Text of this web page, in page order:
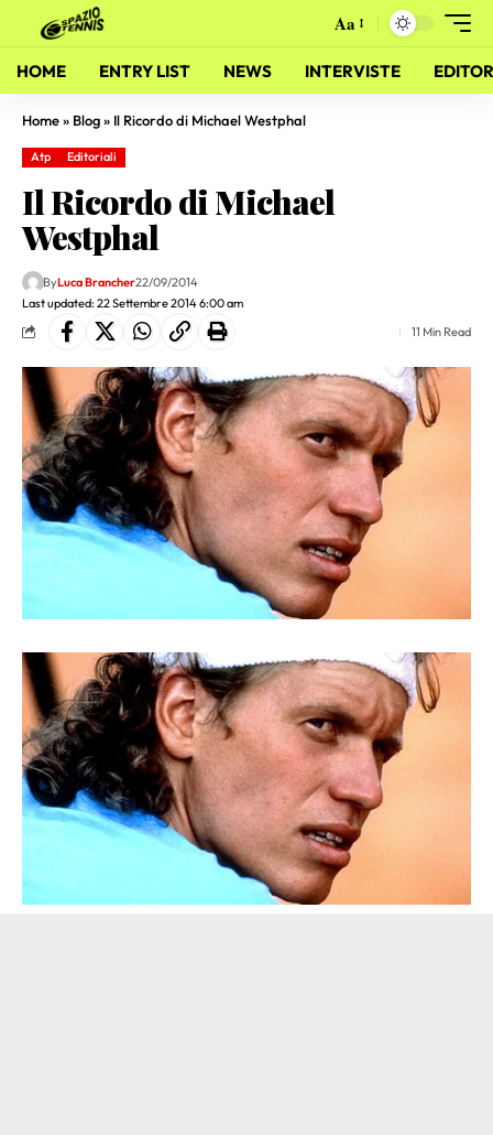
Aa
HOME ENTRY LIST NEWS INTERVISTE
Home» Blog» Il Ricordo di Michael Westphal
Atp Editoriali
Il Ricordo di Michael
Westphal
Last updated: 22 Settembre 2014 6:00 am
ByLuca Brancher22/09/2014
11 Min Read